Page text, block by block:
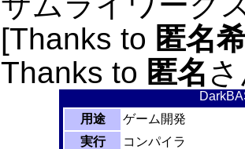
[Thanks to 匿名
Thanks to 匿名
用途
ゲーム開発
実行
コンパイラ